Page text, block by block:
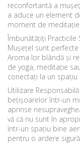
reconfortantă a
a aduce un element
moment de meditație.
Îmbunătățiți Practicile
Mușețel sunt
Aroma lor blândă și
de yoga, meditație
conectați la un spațiu
Utilizare
bețișoarelor într-un
aprinse
vă că nu sunt în
într-un spațiu bine
pentru o ardere